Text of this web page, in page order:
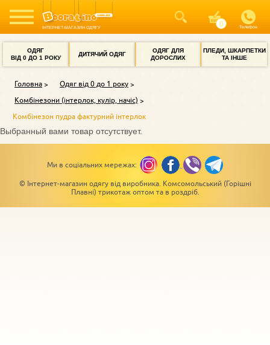
ІНТЕРНЕТ-МАГАЗИН ОДЯГУ Телефон
ОДЯГ
ВІД 0 ДО 1 РОКУ
ДИТЯЧИЙ ОДЯГ
ОДЯГ ДЛЯ
ДОРОСЛИХ
ПЛЕДИ, ШКАРПЕТКИ
ТА ІНШЕ
Головна
Одяг від 0 до 1 року
Комбінезони (інтерлок, кулір, начіс)
Комбінезон пудра фактурний інтерлок
Выбранный вами товар отсутствует.
Ми в соціальних мережах:
© Інтернет-магазин одягу від виробника. Комсомольський (Горішні
Плавні) трикотаж оптом та в роздріб.